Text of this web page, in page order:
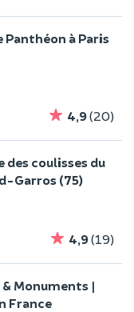
à Paris
4,9(20)
des coulisses du
Garros (75)
4,9(19)
|
France